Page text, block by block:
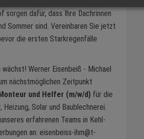
sorgen dafür, dass Ihre Dachrinnen
Sommer sind. Vereinbaren Sie jetzt
die ersten Starkregenfälle
wächst! Werner Eisenbeiß - Michael
nächstmöglichen Zeitpunkt
und Helfer (m/w/d) für die
Heizung, Solar und Baublechnerei.
erfahrenen Teams in Kehl-
an: eisenbeiss-ihm@t-